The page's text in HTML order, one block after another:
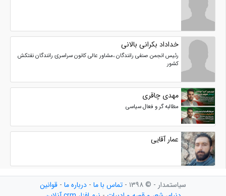
خداداد بکرانی بالانی
رئیس انجمن صنفی رانندگان ،مشاور عالی کانون سراسری رانندگان نفتکش
کشور
مهدی چاقری
مطالبه گر و فعال سیاسی
عمار آقایی
سیاستمدار - © ۱۳۹۸ - تماس با ما - درباره ما - قوانین